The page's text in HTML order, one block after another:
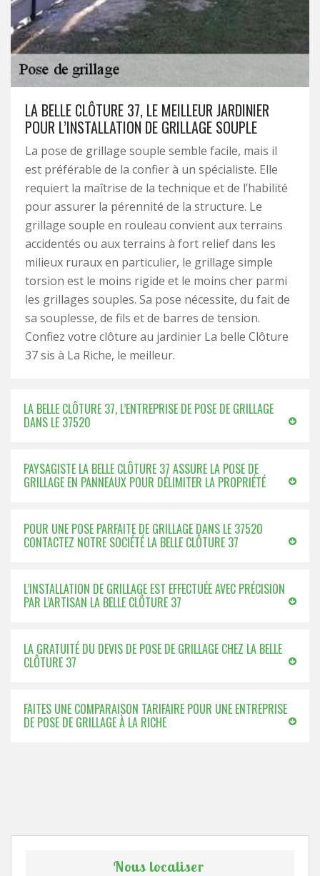
LA BELLE CLÔTURE 37, LE MEILLEUR JARDINIER
POUR L’INSTALLATION DE GRILLAGE SOUPLE
La pose de grillage souple semble facile, mais il
est préférable de la confier à un spécialiste. Elle
requiert la maîtrise de la technique et de l’habilité
pour assurer la pérennité de la structure. Le
grillage souple en rouleau convient aux terrains
accidentés ou aux terrains à fort relief dans les
milieux ruraux en particulier, le grillage simple
torsion est le moins rigide et le moins cher parmi
les grillages souples. Sa pose nécessite, du fait de
sa souplesse, de fils et de barres de tension.
Confiez votre clôture au jardinier La belle Clôture
37 sis à La Riche, le meilleur.
LA BELLE CLÔTURE 37, L’ENTREPRISE DE POSE DE GRILLAGE
DANS LE 37520
PAYSAGISTE LA BELLE CLÔTURE 37 ASSURE LA POSE DE
GRILLAGE EN PANNEAUX POUR DÉLIMITER LA PROPRIÉTÉ
POUR UNE POSE PARFAITE DE GRILLAGE DANS LE 37520
CONTACTEZ NOTRE SOCIÉTÉ LA BELLE CLÔTURE 37
L’INSTALLATION DE GRILLAGE EST EFFECTUÉE AVEC PRÉCISION
PAR L’ARTISAN LA BELLE CLÔTURE 37
LA GRATUITÉ DU DEVIS DE POSE DE GRILLAGE CHEZ LA BELLE
CLÔTURE 37
FAITES UNE COMPARAISON TARIFAIRE POUR UNE ENTREPRISE
DE POSE DE GRILLAGE À LA RICHE
Nous localiser